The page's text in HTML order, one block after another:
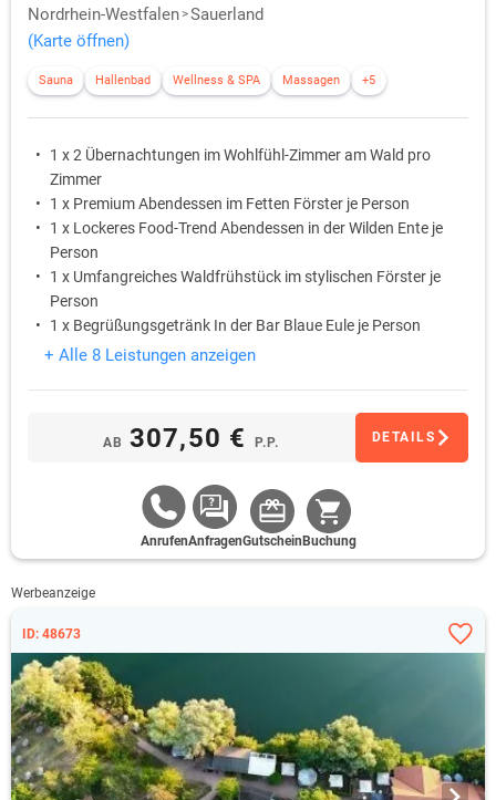
Nordrhein-Westfalen Sauerland
(Karte öffnen)
Sauna Hallenbad Wellness & SPA Massagen +5
1 x 2 Übernachtungen im Wohlfühl-Zimmer am Wald pro
Zimmer
1 x Premium Abendessen im Fetten Förster je Person
1 x Lockeres Food-Trend Abendessen in der Wilden Ente je
Person
1 x Umfangreiches Waldfrühstück im stylischen Förster je
Person
1 x Begrüßungsgetränk In der Bar Blaue Eule je Person
1 x Eine Runde Minigolf je Person
+ Alle 8 Leistungen anzeigen
AB 307,50 € P.P. DETAILS
AnrufenAnfragenGutschein Buchung
Werbeanzeige
ID: 48673